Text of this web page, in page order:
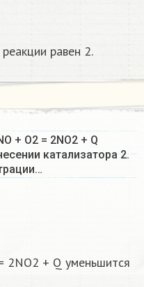
равен 2.
+ O2 = 2NO2 + Q
катализатора 2.
2NO2 + Q уменьшится